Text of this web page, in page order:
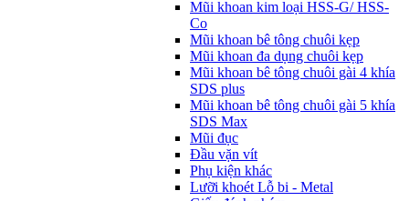
Mũi khoan kim loại HSS-G/ HSS-
Co
Mũi khoan bê tông chuôi kẹp
Mũi khoan đa dụng chuôi kẹp
Mũi khoan bê tông chuôi gài 4 khía
SDS plus
Mũi khoan bê tông chuôi gài 5 khía
SDS Max
Mũi đục
Đầu vặn vít
Phụ kiện khác
Lưỡi khoét Lỗ bi - Metal